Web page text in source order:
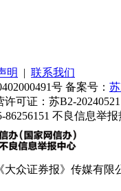
明 | 联系我们
号 备案号：
可证：苏B2-20240521
86256151 不良信息举报
大众证券报》传媒有限